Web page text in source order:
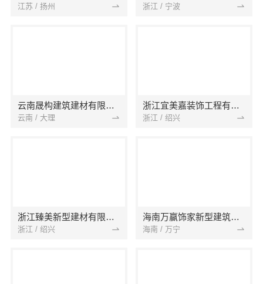
江苏 / 扬州 浙江 / 宁波
云南晟构建筑建材有限公司
云南 / 大理
浙江宜美嘉装饰工程有限公司
浙江 / 绍兴
浙江臻美新型建材有限公司
浙江 / 绍兴
海南万赢饰家新型建筑材料有限公司
海南 / 万宁